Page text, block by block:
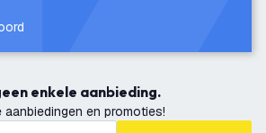
enkele aanbieding.
en promoties!